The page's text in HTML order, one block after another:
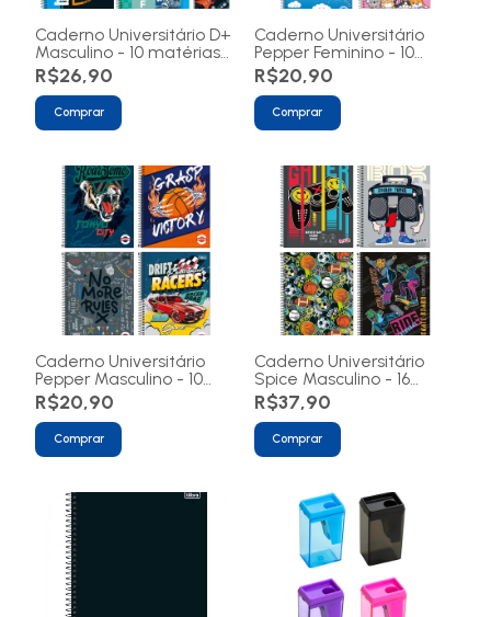
Caderno Universitário D+
Masculino - 10 matérias
200 folhas
R$26,90
Comprar
Caderno Universitário
Pepper Feminino - 10
matérias 160 folhas
R$20,90
Comprar
Caderno Universitário
Pepper Masculino - 10
matérias 160 folhas
R$20,90
Comprar
Caderno Universitário
Spice Masculino - 16
matérias 256 folhas
R$37,90
Comprar